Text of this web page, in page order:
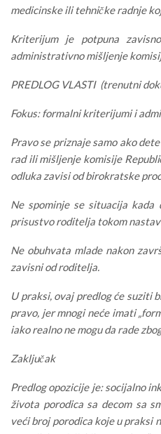
medicinske ili tehničke radnje
Kriterijum je potpuna
administrativno mišljenje
PREDLOG VLASTI (trenutni
Fokus: formalni kriterijumi i
Pravo se priznaje samo ako
rad ili mišljenje komisije
odluka zavisi od birokratske
Ne spominje se situacija
prisustvo roditelja tokom
Ne obuhvata mlade nakon
zavisni od roditelja.
U praksi, ovaj predlog će suziti
pravo, jer mnogi neće imati
iako realno ne mogu da rade
Zaključak
Predlog opozicije je: socijalno
života porodica sa decom sa
veći broj porodica koje u praksi